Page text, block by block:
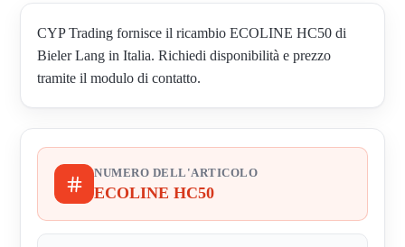
CYP Trading fornisce il ricambio ECOLINE HC50 di
Bieler Lang in Italia. Richiedi disponibilità e prezzo
tramite il modulo di contatto.
NUMERO DELL'ARTICOLO
ECOLINE HC50